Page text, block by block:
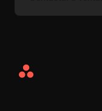
Asana